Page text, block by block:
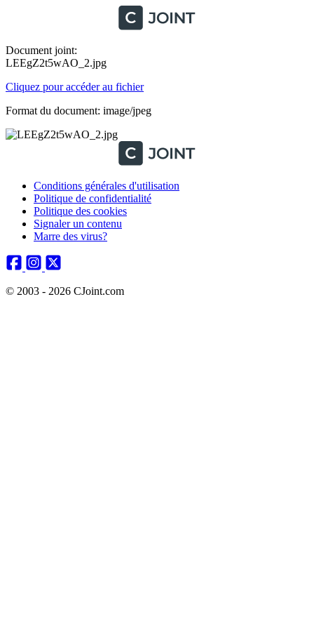
Document joint:
LEEgZ2t5wAO_2.jpg
Cliquez pour accéder au fichier
Format du document: image/jpeg
Conditions générales d'utilisation
Politique de confidentialité
Politique des cookies
Signaler un contenu
Marre des virus?
© 2003 - 2026 CJoint.com